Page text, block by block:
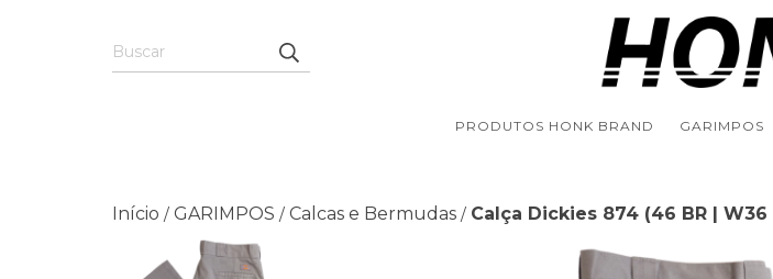
PRODUTOS HONK BRAND GARIMPOS
Início / GARIMPOS / Calcas e Bermudas / Calça Dickies 874 (46 BR | W36